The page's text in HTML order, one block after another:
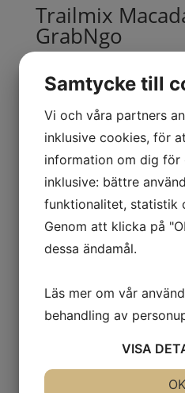
Trailmix
GrabNgo
Pinjenötter
Pistagenötter
Naturella
Cashewnötter
Samtycke till
Vi och våra partners
inklusive cookies, för
information om dig för
inklusive: bättre
funktionalitet, statistik
Genom att klicka på
dessa ändamål.
Läs mer om vår
behandling av
VISA
OK